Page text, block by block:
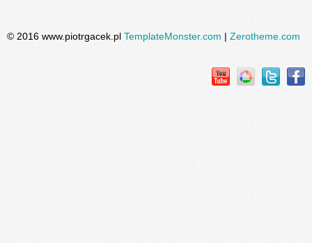
© 2016 www.piotrgacek.pl TemplateMonster.com | Zerotheme.com